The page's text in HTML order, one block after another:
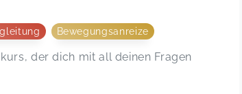
Bewegungsanreize
der dich mit all deinen Fragen